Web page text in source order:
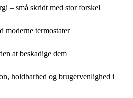
– små skridt med stor forskel
moderne termostater
at beskadige dem
holdbarhed og brugervenlighed i